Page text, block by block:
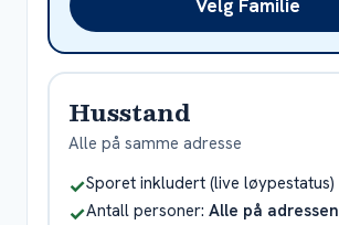
Velg Familie
Husstand
Alle på samme adresse
✓Inkludert
Sporet inkludert (live løypestatus)
✓Inkludert
Antall personer:Alle på adressen